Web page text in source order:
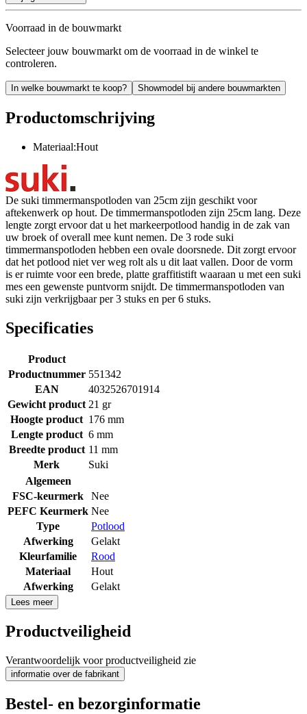
Voorraad in de bouwmarkt
Selecteer jouw bouwmarkt om de voorraad in de winkel te
controleren.
In welke bouwmarkt te koop? Showmodel bij andere bouwmarkten
Productomschrijving
Materiaal:Hout
De suki timmermanspotloden van 25cm zijn geschikt voor
aftekenwerk op hout. De timmermanspotloden zijn 25cm lang. Deze
lengte zorgt ervoor dat u het markeerpotlood handig in de zak van
uw broek of overall mee kunt nemen. De 3 rode suki
timmermanspotloden hebben een ovale doorsnede. Dit zorgt ervoor
dat het potlood niet ver weg rolt als u dit laat vallen. Door de vorm
is er ruimte voor een brede, platte graffitistift waaraan u met een suki
mes een gewenste puntvorm snijdt. De timmermanspotloden van
suki zijn verkrijgbaar per 3 stuks en per 6 stuks.
Specificaties
Product
Productnummer 551342
EAN
4032526701914
Gewicht product 21 gr
Hoogte product 176 mm
Lengte product 6 mm
Breedte product 11 mm
Merk
Suki
Algemeen
FSC-keurmerk
Nee
PEFC Keurmerk Nee
Type
Potlood
Afwerking
Gelakt
Kleurfamilie
Rood
Materiaal
Hout
Afwerking
Gelakt
Lees meer
Productveiligheid
Verantwoordelijk voor productveiligheid zie
informatie over de fabrikant
Bestel- en bezorginformatie